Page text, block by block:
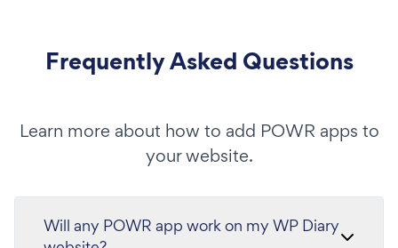
Frequently Asked Questions
Learn more about how to add POWR apps to
your website.
Will any POWR app work on my WP Diary